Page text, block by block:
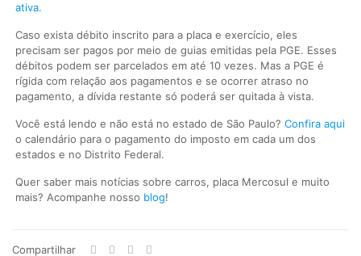
ativa.
Caso exista débito inscrito para a placa e exercício, eles
precisam ser pagos por meio de guias emitidas pela PGE. Esses
débitos podem ser parcelados em até 10 vezes. Mas a PGE é
rígida com relação aos pagamentos e se ocorrer atraso no
pagamento, a dívida restante só poderá ser quitada à vista.
Você está lendo e não está no estado de São Paulo?Confira aqui
o calendário para o pagamento do imposto em cada um dos
estados e no Distrito Federal.
Quer saber mais notícias sobre carros, placa Mercosul e muito
mais? Acompanhe nosso blog!
Compartilhar